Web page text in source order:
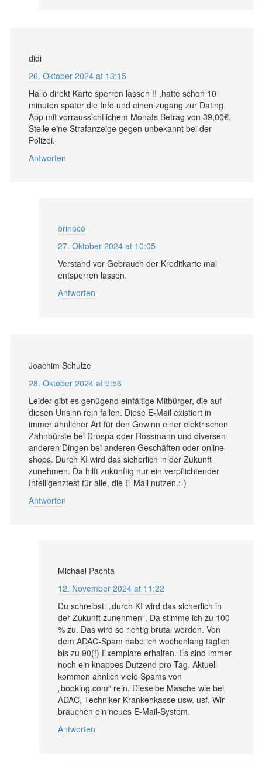
didi
26. Oktober 2024 at 13:15
Hallo direkt Karte sperren lassen !! ,hatte schon 10
minuten später die Info und einen zugang zur Dating
App mit vorraussichtlichem Monats Betrag von 39,00€.
Stelle eine Strafanzeige gegen unbekannt bei der
Polizei.
Antworten
orinoco
27. Oktober 2024 at 10:05
Verstand vor Gebrauch der Kreditkarte mal
entsperren lassen.
Antworten
Joachim Schulze
28. Oktober 2024 at 9:56
Leider gibt es genügend einfältige Mitbürger, die auf
diesen Unsinn rein fallen. Diese E-Mail existiert in
immer ähnlicher Art für den Gewinn einer elektrischen
Zahnbürste bei Drospa oder Rossmann und diversen
anderen Dingen bei anderen Geschäften oder online
shops. Durch KI wird das sicherlich in der Zukunft
zunehmen. Da hilft zukünftig nur ein verpflichtender
Intelligenztest für alle, die E-Mail nutzen.:-)
Antworten
Michael Pachta
12. November 2024 at 11:22
Du schreibst: „durch KI wird das sicherlich in
der Zukunft zunehmen“. Da stimme ich zu 100
% zu. Das wird so richtig brutal werden. Von
dem ADAC-Spam habe ich wochenlang täglich
bis zu 90(!) Exemplare erhalten. Es sind immer
noch ein knappes Dutzend pro Tag. Aktuell
kommen ähnlich viele Spams von
„booking.com“ rein. Dieselbe Masche wie bei
ADAC, Techniker Krankenkasse usw. usf. Wir
brauchen ein neues E-Mail-System.
Antworten